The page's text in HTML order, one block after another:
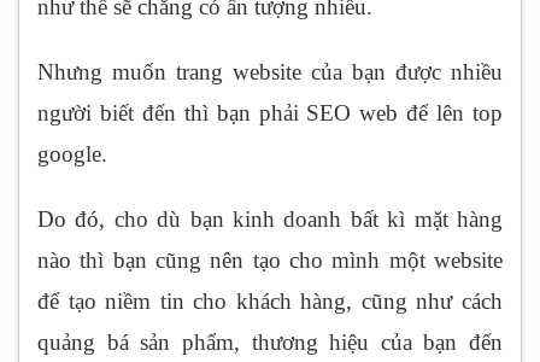
như thế sẽ chẳng có ấn tượng nhiều.
Nhưng muốn trang website của bạn được nhiều
người biết đến thì bạn phải SEO web để lên top
google.
Do đó, cho dù bạn kinh doanh bất kì mặt hàng
nào thì bạn cũng nên tạo cho mình một website
để tạo niềm tin cho khách hàng, cũng như cách
quảng bá sản phẩm, thương hiệu của bạn đến